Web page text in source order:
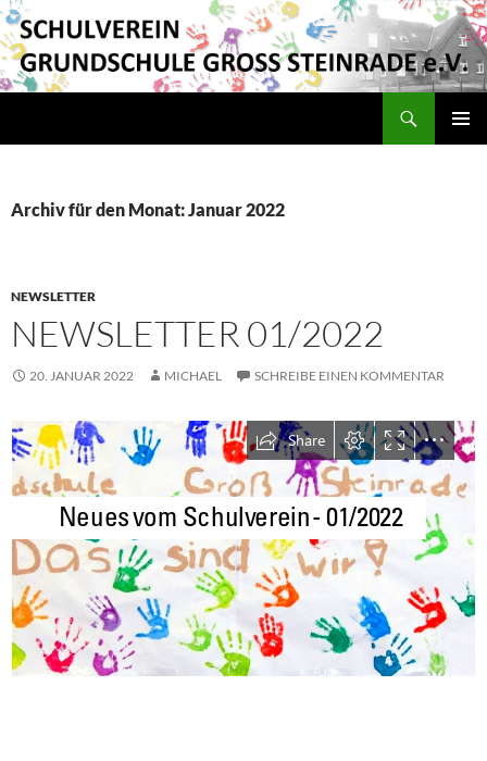
Archiv für den Monat: Januar 2022
NEWSLETTER
NEWSLETTER 01/2022
20. JANUAR 2022 MICHAEL SCHREIBE EINEN KOMMENTAR